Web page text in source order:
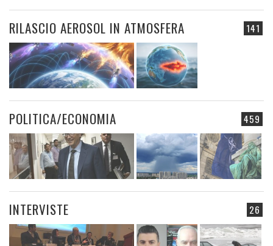
141
RILASCIO AEROSOL IN ATMOSFERA
459
POLITICA/ECONOMIA
26
INTERVISTE